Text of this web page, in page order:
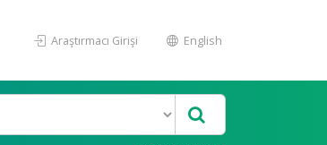
Araştırmacı Girişi English